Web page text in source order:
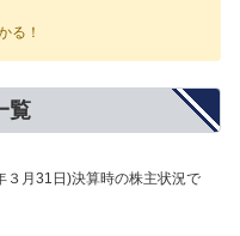
る！
覧
月31日)決算時の株主状況で